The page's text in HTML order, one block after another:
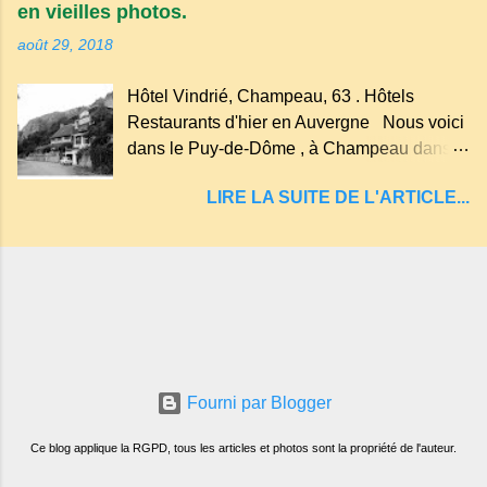
"sans fond" et en forme d'entonnoir
entraînant vers les entrailles de la terre, les
malheureux qui s'approchaient trop de
en vieilles photos.
août 29, 2018
Hôtel Vindrié, Champeau, 63 . Hôtels
Restaurants d'hier en Auvergne Nous voici
dans le Puy-de-Dôme , à Champeau dans
Servant . L'Hôtel-Restaurant Vindrié était
son jambon de pays et son poulet cocotte,
LIRE LA SUITE DE L'ARTICLE...
Fourni par Blogger
Ce blog applique la RGPD, tous les articles et photos sont la propriété de l'auteur.